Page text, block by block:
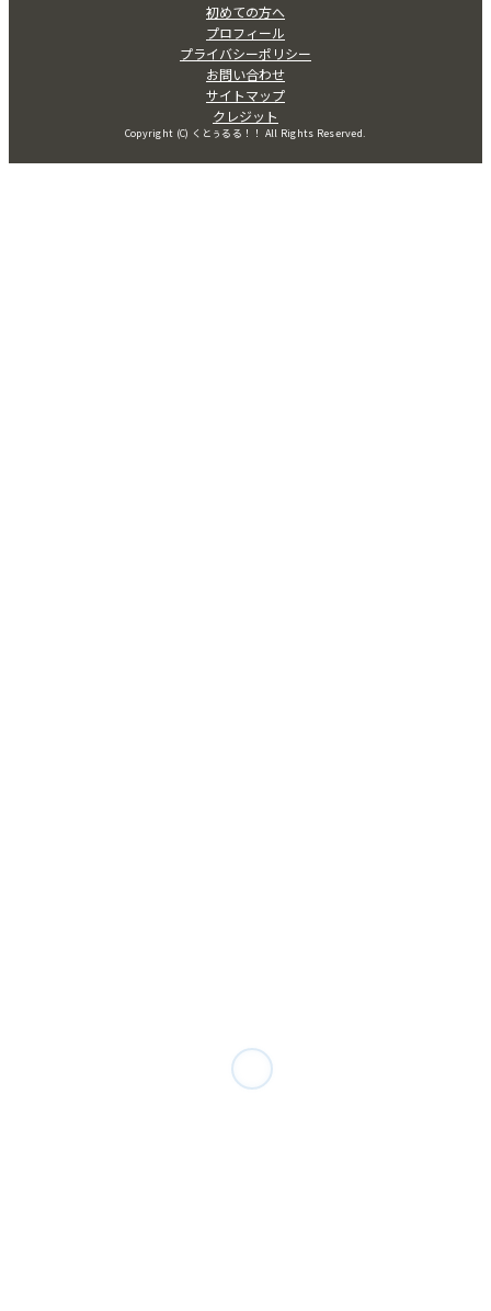
初めての方へ
プロフィール
プライバシーポリシー
お問い合わせ
サイトマップ
クレジット
Copyright (C) くとぅるる！！ All Rights Reserved.